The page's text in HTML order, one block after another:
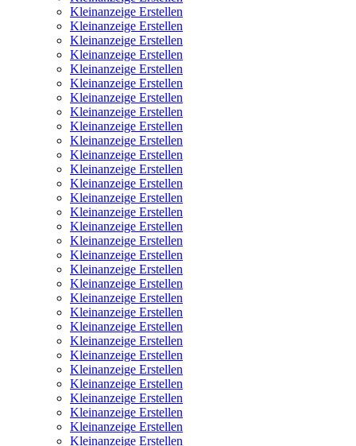
Kleinanzeige Erstellen
Kleinanzeige Erstellen
Kleinanzeige Erstellen
Kleinanzeige Erstellen
Kleinanzeige Erstellen
Kleinanzeige Erstellen
Kleinanzeige Erstellen
Kleinanzeige Erstellen
Kleinanzeige Erstellen
Kleinanzeige Erstellen
Kleinanzeige Erstellen
Kleinanzeige Erstellen
Kleinanzeige Erstellen
Kleinanzeige Erstellen
Kleinanzeige Erstellen
Kleinanzeige Erstellen
Kleinanzeige Erstellen
Kleinanzeige Erstellen
Kleinanzeige Erstellen
Kleinanzeige Erstellen
Kleinanzeige Erstellen
Kleinanzeige Erstellen
Kleinanzeige Erstellen
Kleinanzeige Erstellen
Kleinanzeige Erstellen
Kleinanzeige Erstellen
Kleinanzeige Erstellen
Kleinanzeige Erstellen
Kleinanzeige Erstellen
Kleinanzeige Erstellen
Kleinanzeige Erstellen